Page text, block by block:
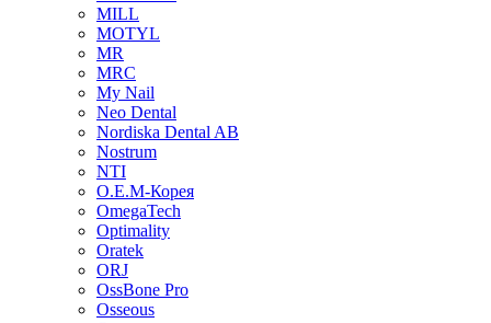
MILL
MOTYL
MR
MRC
My Nail
Neo Dental
Nordiska Dental AB
Nostrum
NTI
O.E.M-Корея
OmegaTech
Optimality
Oratek
ORJ
OssBone Pro
Osseous